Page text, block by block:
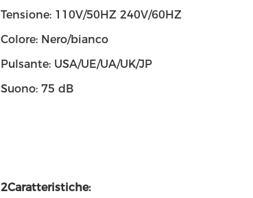
Tensione: 110V/50HZ 240V/60HZ
Colore: Nero/bianco
Pulsante: USA/UE/UA/UK/JP
Suono: 75 dB
2Caratteristiche: